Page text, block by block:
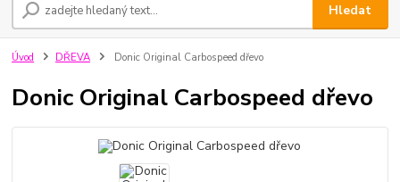
Hledat
Úvod DŘEVA Donic Original Carbospeed dřevo
Donic Original Carbospeed dřevo